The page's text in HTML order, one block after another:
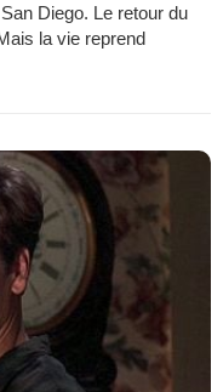
Diego. Le retour du
la vie reprend